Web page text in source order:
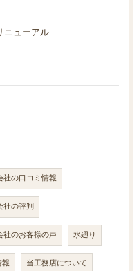
ューアル
社の口コミ情報
社の評判
社のお客様の声 水廻り
報 当工務店について